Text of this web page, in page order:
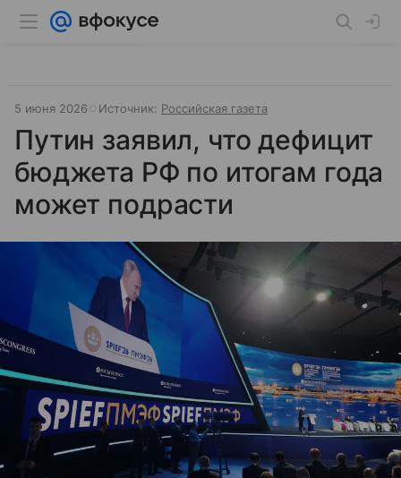
5 июня 2026 Источник: Российская газета
Путин заявил, что дефицит
бюджета РФ по итогам года
может подрасти